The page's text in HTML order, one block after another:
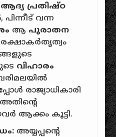
ആദ്യ പ്രതിഷ്ഠ
വന്ന
ആ പുരാതന
രക്ഷാകർതൃത്വം
വിഹാരം
രാജ്യാധികാരി
ആക്കം കൂട്ടി.
അയ്യപ്പൻ്റെ